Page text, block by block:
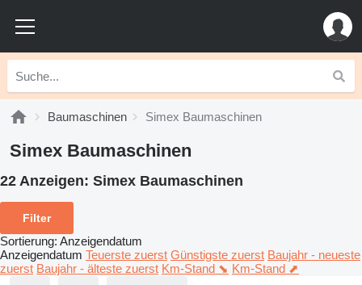
Baumaschinen Simex Baumaschinen
Simex Baumaschinen
22 Anzeigen: Simex Baumaschinen
Filter
Sortierung: Anzeigendatum
Anzeigendatum Teuerste zuerst Günstigste zuerst Baujahr - neueste
zuerst Baujahr - älteste zuerst Km-Stand ⬊ Km-Stand ⬈